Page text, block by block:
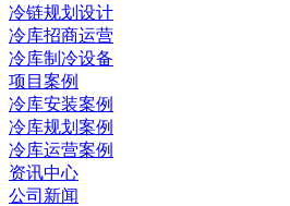
冷链规划设计
冷库招商运营
冷库制冷设备
项目案例
冷库安装案例
冷库规划案例
冷库运营案例
资讯中心
公司新闻